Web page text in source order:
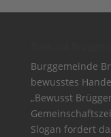
Burggemeinde
bewusstes
„Bewusst
Slogan fordert